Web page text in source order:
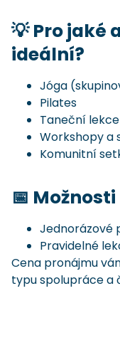
💡 Pro jaké
ideální?
Jóga
Pilates
Taneční lekce
Workshopy a
Komunitní
📅
Jednorázové
Pravidelné
Cena pronájmu
typu spolupráce a